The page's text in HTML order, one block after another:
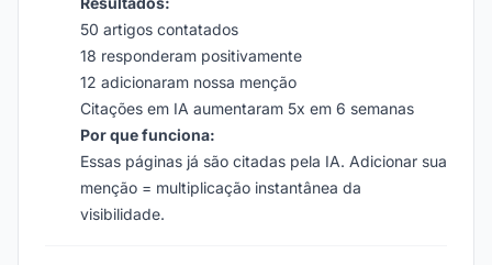
50 artigos contatados
18 responderam positivamente
12 adicionaram nossa menção
Citações em IA aumentaram 5x em 6 semanas
Por que funciona:
Essas páginas já são citadas pela IA. Adicionar sua
menção = multiplicação instantânea da
visibilidade.